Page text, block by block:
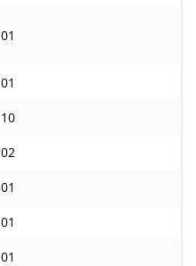
01
01
10
02
01
01
01